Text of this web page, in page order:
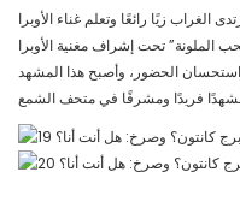
الغراب زيًا رائعًا وتعلم غناء الأوبرا
الملونة” تحت إشراف مغنية الأوبرا
استحسان الحضور، وأصبح هذا المشهد